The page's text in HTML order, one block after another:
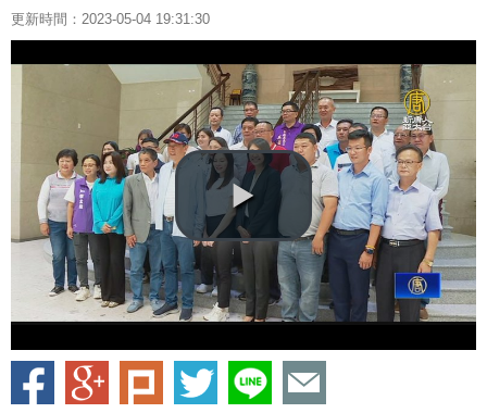
更新時間：2023-05-04 19:31:30